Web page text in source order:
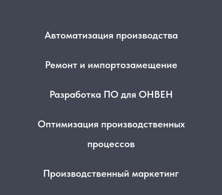
Автоматизация производства
Ремонт и импортозамещение
Разработка ПО для ОНВЕН
Оптимизация производственных
процессов
Производственный маркетинг